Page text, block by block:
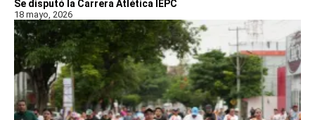
Se disputó la Carrera Atlética IEPC
18 mayo, 2026